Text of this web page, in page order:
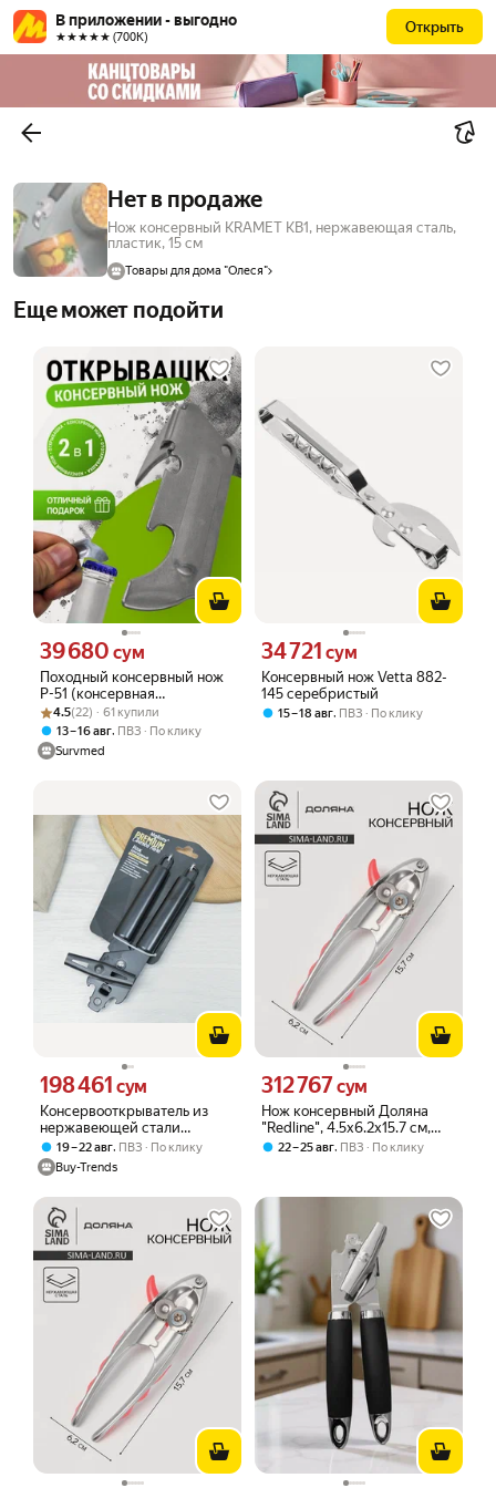
В приложении - выгодно
★★★★★ (700К)
Открыть
Нет в продаже
Нож консервный KRAMET КВ1, нержавеющая сталь,
пластик, 15 см
Товары для дома "Олеся"
Еще может подойти
Походный консервный нож
Р-51 (консервная
открывалка армии США)
складной
Цена 39680 сум вместо
39 680 сум
Рейтинг товара: 4.5 из 5
Оценок: (22) · 61 купили
4.5(22) · 61 купили
13 – 16 авг, ПВЗ
По клику
Survmed
Консервный нож Vetta 882-
145 серебристый
Цена 34721 сум вместо
34 721 сум
15 – 18 авг, ПВЗ По клику
Консервооткрыватель из
нержавеющей стали
"Classico nero", non-stick,
черный, с удобной ручкой
Цена 198461 сум вместо
198 461 сум
19 – 22 авг, ПВЗ
По клику
Buy-Trends
Нож консервный Доляна
"Redline", 4.5х6.2х15.7 см,
нержавеющая сталь,
Цена 312767 сум вместо
312 767сум
22 – 25 авг, ПВЗ По клику